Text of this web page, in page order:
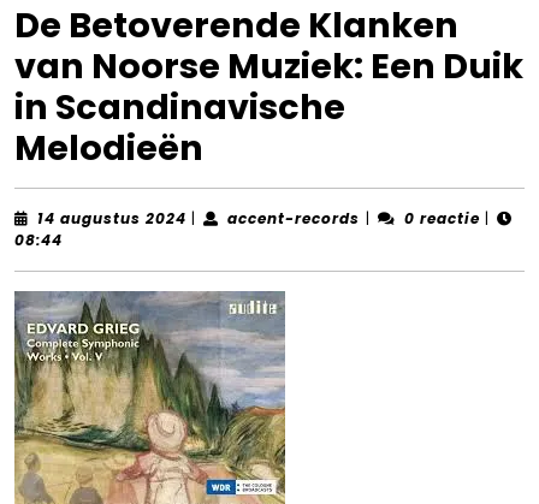
De Betoverende Klanken
van Noorse Muziek: Een Duik
in Scandinavische
Melodieën
14 augustus 2024 14| accent-records accent-
| 0 reactie |
08:44